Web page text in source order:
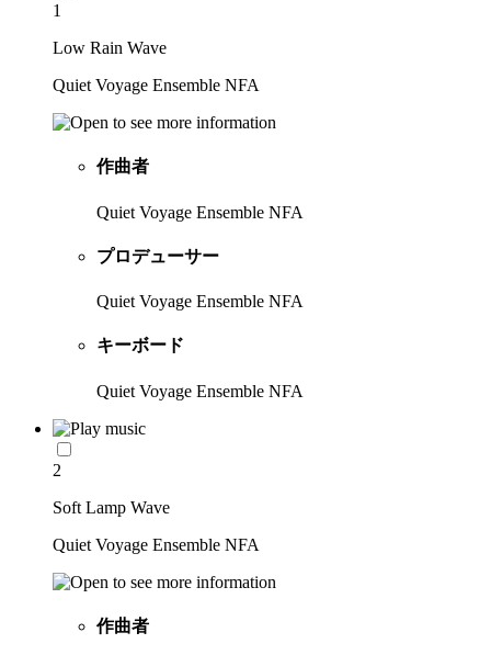
1
Low Rain Wave
Quiet Voyage Ensemble NFA
作曲者
Quiet Voyage Ensemble NFA
プロデューサー
Quiet Voyage Ensemble NFA
キーボード
Quiet Voyage Ensemble NFA
2
Soft Lamp Wave
Quiet Voyage Ensemble NFA
作曲者